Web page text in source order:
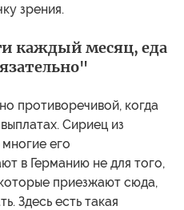
зрения.
каждый месяц, еда
противоречивой, когда
Сириец из
его
в Германию не для того,
приезжают сюда,
Здесь есть такая